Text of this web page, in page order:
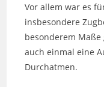
Vor allem war es
insbesondere
besonderem
auch einmal eine
Durchatmen.